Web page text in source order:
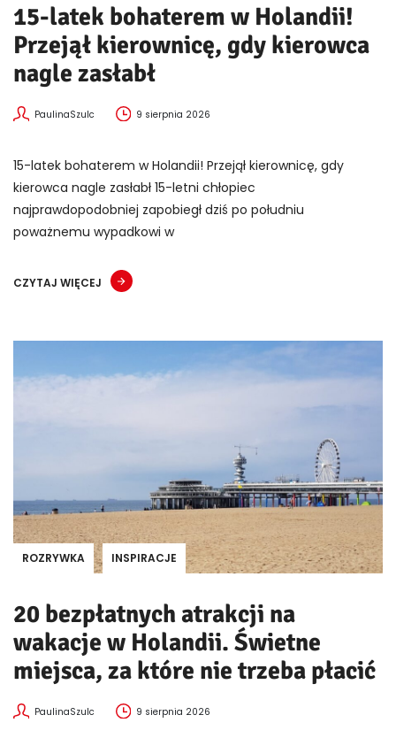
15-latek bohaterem w Holandii!
Przejął kierownicę, gdy kierowca
nagle zasłabł
PaulinaSzulc 9 sierpnia 2026
15-latek bohaterem w Holandii! Przejął kierownicę, gdy
kierowca nagle zasłabł 15-letni chłopiec
najprawdopodobniej zapobiegł dziś po południu
poważnemu wypadkowi w
CZYTAJ WIĘCEJ
ROZRYWKA INSPIRACJE
20 bezpłatnych atrakcji na
wakacje w Holandii. Świetne
miejsca, za które nie trzeba płacić
PaulinaSzulc 9 sierpnia 2026